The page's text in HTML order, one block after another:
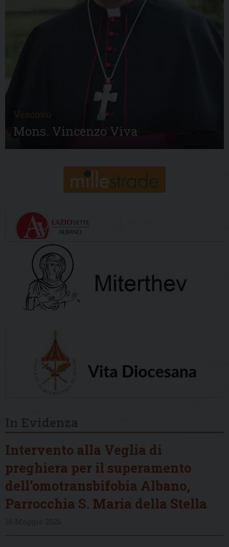
Vescovo
Mons. Vincenzo Viva
Intervento alla Veglia di
preghiera per il superamento
dell’omotransbifobia Albano,
Parrocchia S. Maria della Stella